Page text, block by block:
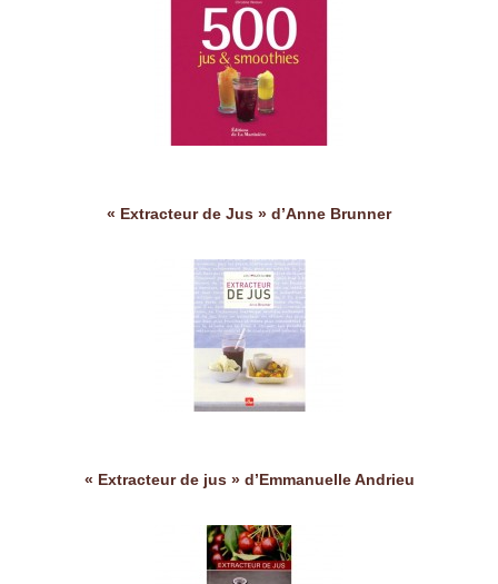
« Extracteur de Jus » d’Anne Brunner
« Extracteur de jus » d’Emmanuelle Andrieu